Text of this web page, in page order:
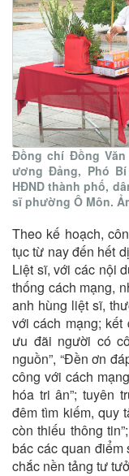
Đồng chí Đồng Văn
ương Đảng, Phó
HĐND thành phố,
sĩ phường Ô Môn.
Theo kế hoạch,
tục từ nay đến hết
Liệt sĩ, với các nội
thống cách mạng,
anh hùng liệt sĩ,
với cách mạng;
ưu đãi người có
nguồn”, “Đền ơn
công với cách
hóa tri ân”; tuyên
đêm tìm kiếm, quy
còn thiếu thông
bác các quan điểm
chắc nền tảng tư